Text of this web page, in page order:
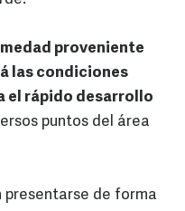
proveniente
las condiciones
el rápido desarrollo
puntos del área
presentarse de forma